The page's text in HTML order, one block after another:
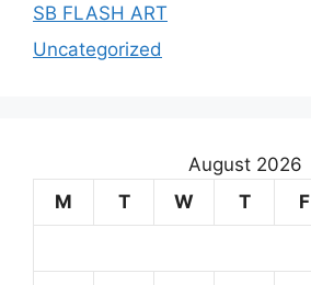
SB FLASH ART
Uncategorized
August 2026
M
T W T F